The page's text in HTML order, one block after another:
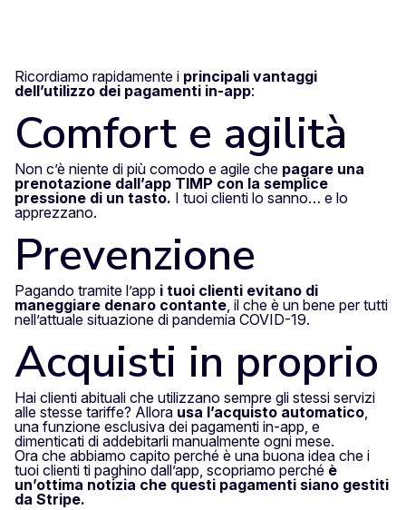
Ricordiamo rapidamente i principali vantaggi
dell’utilizzo dei pagamenti in-app:
Comfort e agilità
Non c’è niente di più comodo e agile che pagare una
prenotazione dall’app TIMP con la semplice
pressione di un tasto. I tuoi clienti lo sanno… e lo
apprezzano.
Prevenzione
Pagando tramite l’app i tuoi clienti evitano di
maneggiare denaro contante, il che è un bene per tutti
nell’attuale situazione di pandemia COVID-19.
Acquisti in proprio
Hai clienti abituali che utilizzano sempre gli stessi servizi
alle stesse tariffe? Allora usa l’acquisto automatico,
una funzione esclusiva dei pagamenti in-app, e
dimenticati di addebitarli manualmente ogni mese.
Ora che abbiamo capito perché è una buona idea che i
tuoi clienti ti paghino dall’app, scopriamo perché è
un’ottima notizia che questi pagamenti siano gestiti
da Stripe.